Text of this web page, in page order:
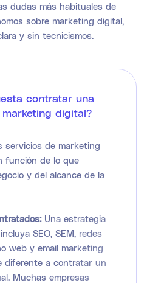
dudas más habituales de
sobre marketing digital,
y sin tecnicismos.
contratar una
digital?
servicios de marketing
función de lo que
y del alcance de la
Una estrategia
SEO, SEM, redes
web y email marketing
diferente a contratar un
Muchas empresas